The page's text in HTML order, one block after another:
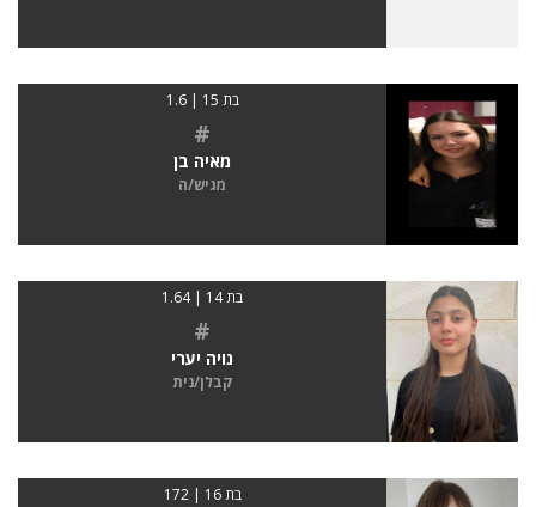
בת 15 | 1.6
#
מאיה בן
מגיש/ה
בת 14 | 1.64
#
נויה יערי
קבלן/נית
בת 16 | 172